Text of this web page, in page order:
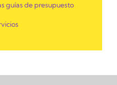
guías de presupuesto